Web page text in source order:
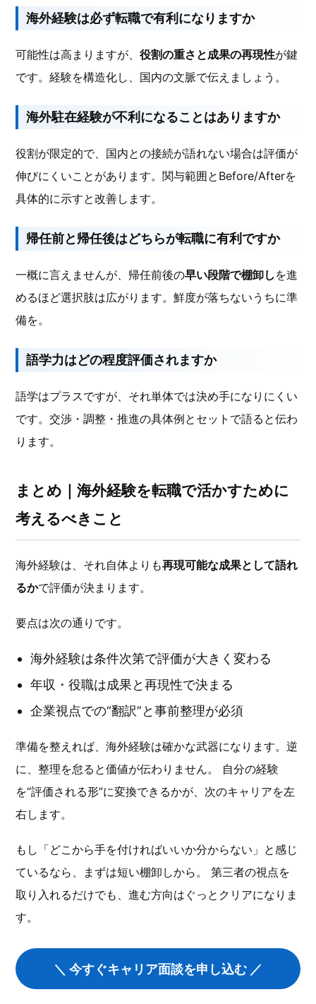
海外経験は必ず転職で有利になりますか
可能性は高まりますが、 役割の重さと成果の再現性が鍵
です。経験を構造化し、国内の文脈で伝えましょう。
海外駐在経験が不利になることはありますか
役割が限定的で、国内との接続が語れない場合は評価が
伸びにくいことがあります。関与範囲とBefore/Afterを
具体的に示すと改善します。
帰任前と帰任後はどちらが転職に有利ですか
一概に言えませんが、帰任前後の早い段階で棚卸し を進
めるほど選択肢は広がります。鮮度が落ちないうちに準
備を。
語学力はどの程度評価されますか
語学はプラスですが、それ単体では決め手になりにくい
です。交渉・調整・推進の具体例とセットで語ると伝わ
ります。
まとめ｜海外経験を転職で活かすために
考えるべきこと
海外経験は、それ自体よりも再現可能な成果として語れ
るかで評価が決まります。
要点は次の通りです。
海外経験は条件次第で評価が大きく変わる
年収・役職は成果と再現性で決まる
企業視点での“翻訳”と事前整理が必須
準備を整えれば、海外経験は確かな武器になります。逆
に、整理を怠ると価値が伝わりません。 自分の経験
を“評価される形”に変換できるかが、次のキャリアを左
右します。
もし「どこから手を付ければいいか分からない」と感じ
ているなら、まずは短い棚卸しから。 第三者の視点を
取り入れるだけでも、進む方向はぐっとクリアになりま
す。
＼ 今すぐキャリア面談を申し込む ／